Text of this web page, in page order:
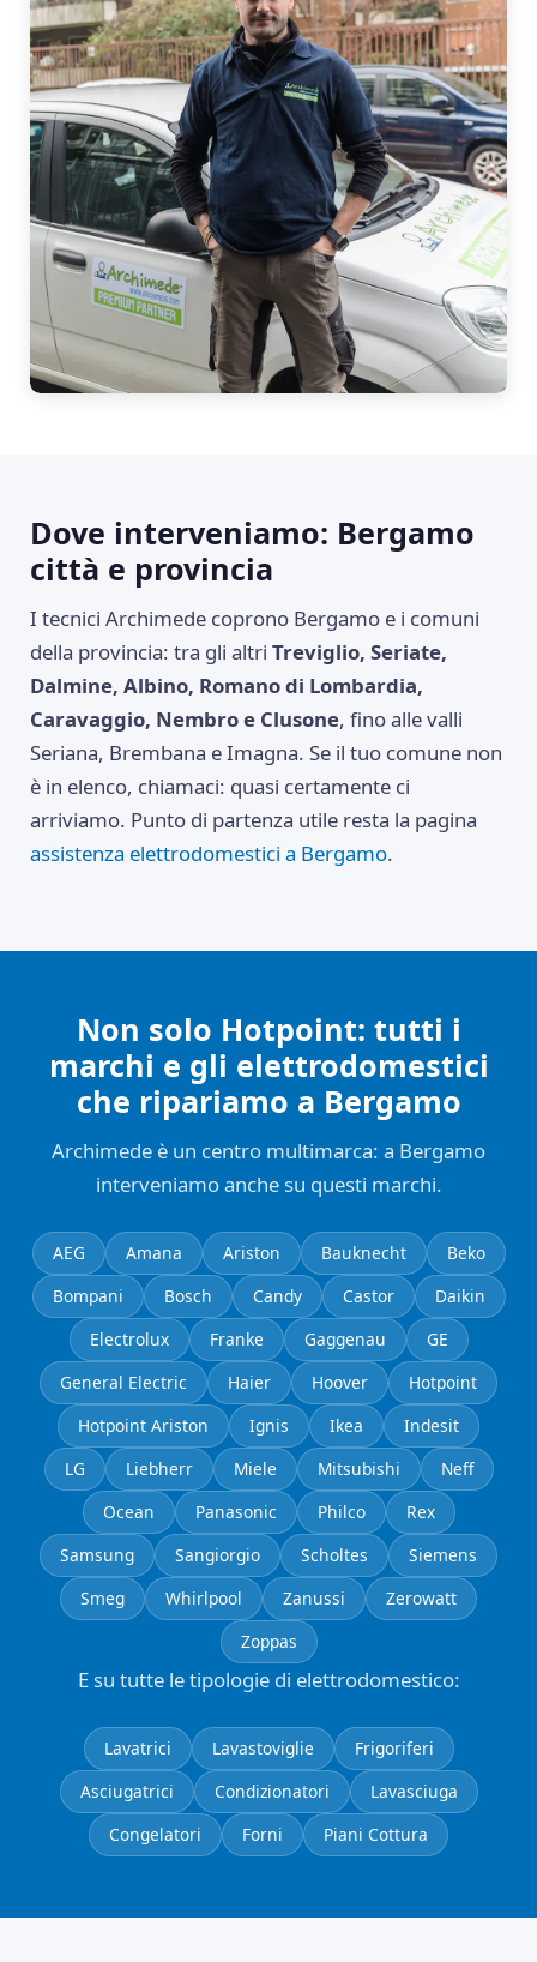
Dove interveniamo: Bergamo
città e provincia
I tecnici Archimede coprono Bergamo e i comuni
della provincia: tra gli altriTreviglio, Seriate,
Dalmine, Albino, Romano di Lombardia,
Caravaggio, Nembro e Clusone, fino alle valli
Seriana, Brembana e Imagna. Se il tuo comune non
è in elenco, chiamaci: quasi certamente ci
arriviamo. Punto di partenza utile resta la pagina
assistenza elettrodomestici a Bergamo.
Non solo Hotpoint: tutti i
marchi e gli elettrodomestici
che ripariamo a Bergamo
Archimede è un centro multimarca: a Bergamo
interveniamo anche su questi marchi.
AEG Amana Ariston Bauknecht
Beko
Bompani
Bosch Candy Castor
Daikin
Electrolux
Franke Gaggenau
GE
General Electric
Haier Hoover
Hotpoint
Hotpoint Ariston
Ignis Ikea
Indesit
LG
Liebherr Miele Mitsubishi
Neff
Ocean
Panasonic Philco
Rex
Samsung
Sangiorgio Scholtes
Siemens
Smeg
Whirlpool Zanussi
Zerowatt
Zoppas
E su tutte le tipologie di elettrodomestico:
Lavatrici Lavastoviglie
Frigoriferi
Asciugatrici
Condizionatori
Lavasciuga
Congelatori
Forni Piani Cottura